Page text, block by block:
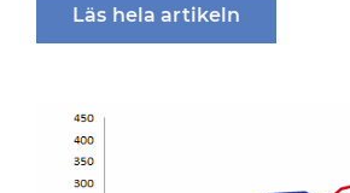
Läs hela artikeln